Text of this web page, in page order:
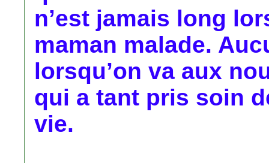
n’est jamais long
maman malade.
lorsqu’on va aux
qui a tant pris soin
vie.